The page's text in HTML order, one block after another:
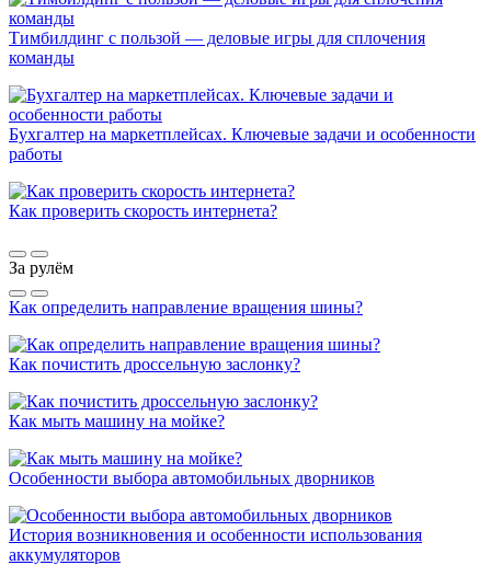
Тимбилдинг с пользой — деловые игры для сплочения
команды
Бухгалтер на маркетплейсах. Ключевые задачи и особенности
работы
Как проверить скорость интернета?
За рулём
Как определить направление вращения шины?
Как почистить дроссельную заслонку?
Как мыть машину на мойке?
Особенности выбора автомобильных дворников
История возникновения и особенности использования
аккумуляторов